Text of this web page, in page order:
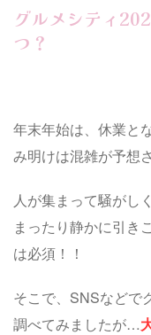
グルメシティ
つ？
年末年始は、休業と
み明けは混雑が予想
人が集まって騒がし
まったり静かに引き
は必須！！
そこで、SNSなどで
調べてみましたが…